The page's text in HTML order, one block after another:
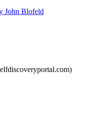
John Blofeld